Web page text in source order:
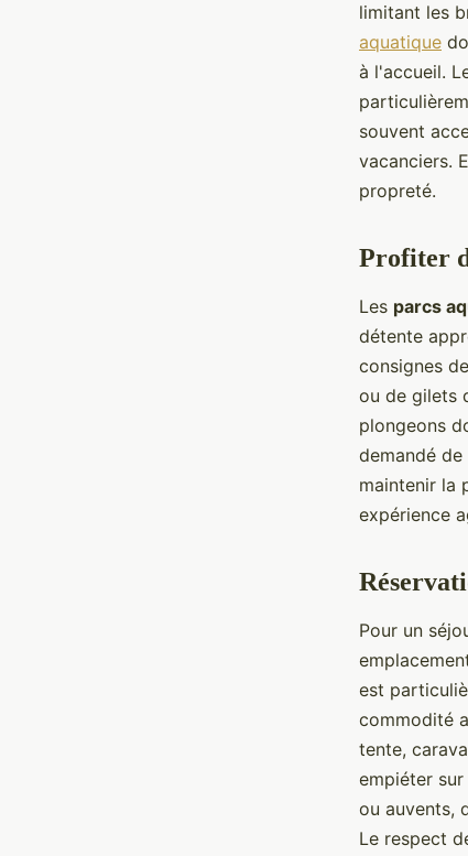
limitant les
aquatique
à l'accueil.
souvent
vacanciers.
propreté.
Profiter
Les parcs
détente
consignes
ou de gilets
plongeons
demandé de
maintenir la
expérience
Pour un
est
commodité
tente,
empiéter
ou auvents,
Le respect